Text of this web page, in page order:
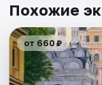
Похожие
от 660 ₽